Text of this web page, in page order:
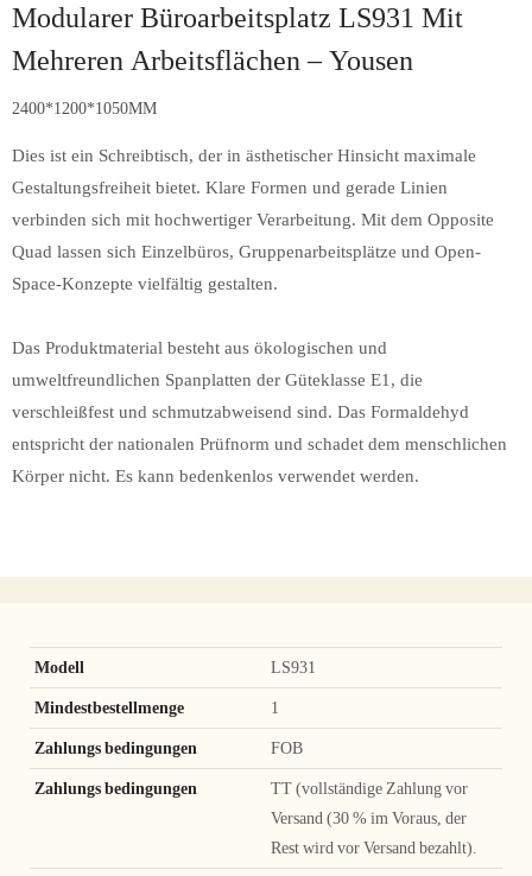
Modularer Büroarbeitsplatz LS931 Mit
Mehreren Arbeitsflächen – Yousen
2400*1200*1050MM
Dies ist ein Schreibtisch, der in ästhetischer Hinsicht maximale
Gestaltungsfreiheit bietet. Klare Formen und gerade Linien
verbinden sich mit hochwertiger Verarbeitung. Mit dem Opposite
Quad lassen sich Einzelbüros, Gruppenarbeitsplätze und Open-
Space-Konzepte vielfältig gestalten.
Das Produktmaterial besteht aus ökologischen und
umweltfreundlichen Spanplatten der Güteklasse E1, die
verschleißfest und schmutzabweisend sind. Das Formaldehyd
entspricht der nationalen Prüfnorm und schadet dem menschlichen
Körper nicht. Es kann bedenkenlos verwendet werden.
Modell LS931
Mindestbestellmenge 1
Zahlungs bedingungen FOB
Zahlungs bedingungen
TT (vollständige Zahlung vor
Versand (30 % im Voraus, der
Rest wird vor Versand bezahlt).